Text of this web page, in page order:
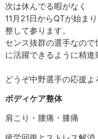
次は休んでる暇がなく
11月21日からQTが始ま
整して参ります。
センス抜群の選手なの
に活躍できるように精進
どうぞ中野選手の応援よ
ボディケア整体
肩こり・腰痛・膝痛